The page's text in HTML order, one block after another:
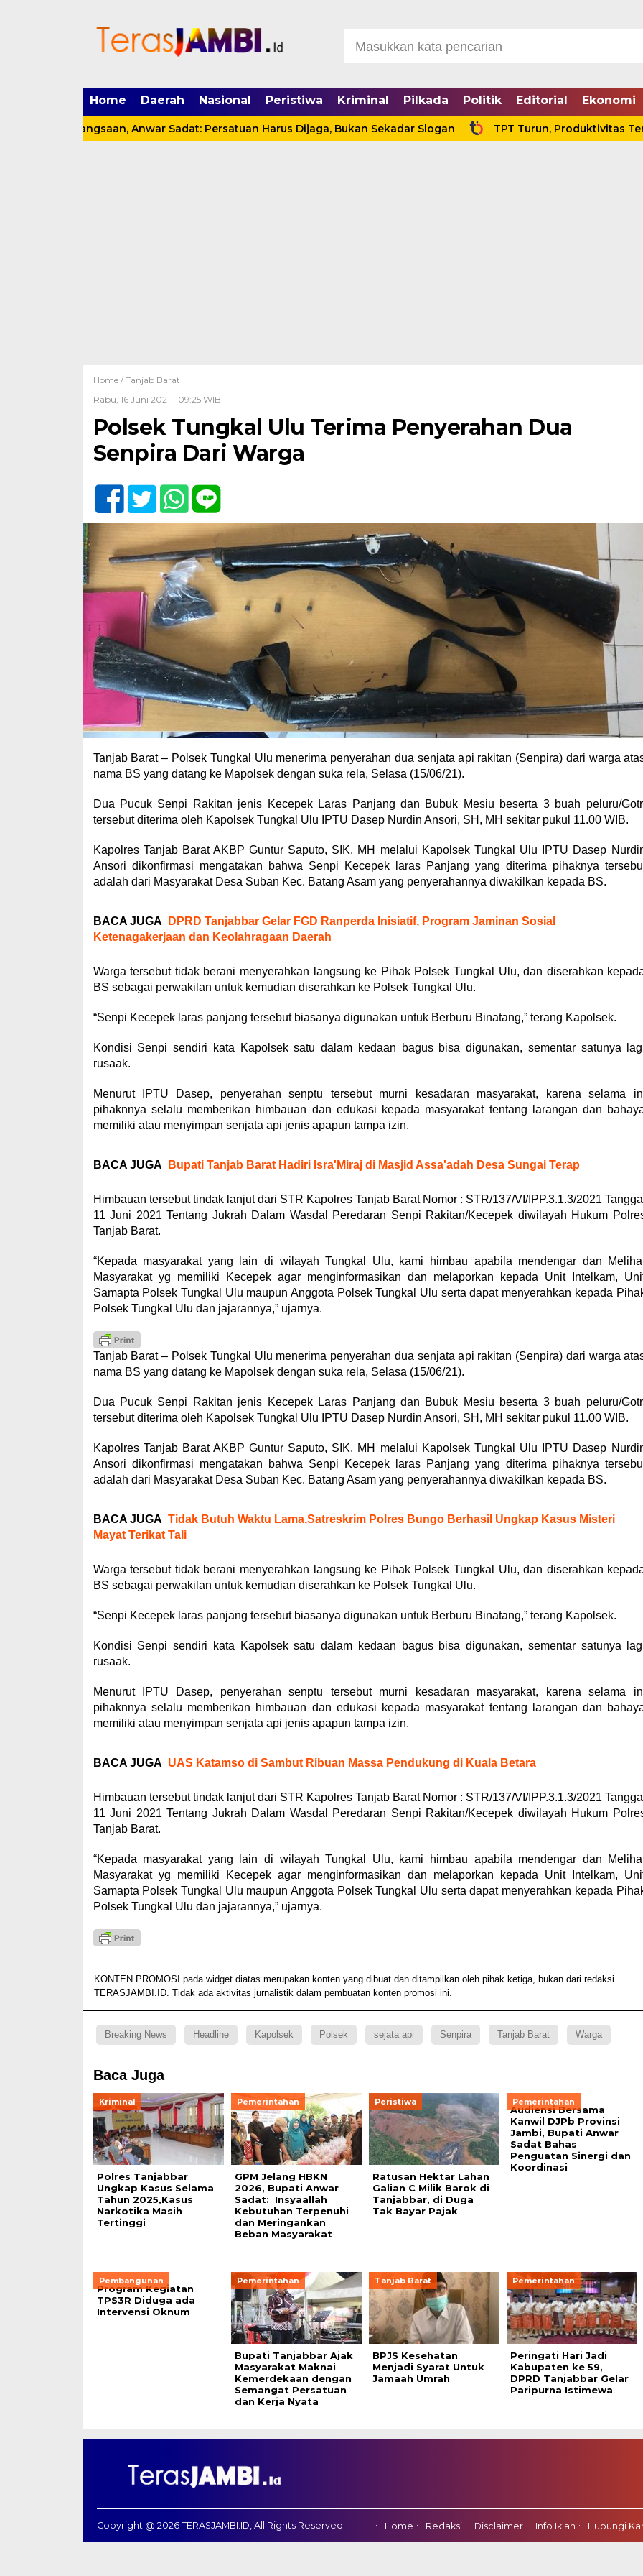
Home Daerah Nasional Peristiwa Kriminal Pilkada Politik Editorial Ekonomi
Kebangsaan, Anwar Sadat: Persatuan Harus Dijaga, Bukan Sekadar Slogan TPT Turun, Produktivitas Tenaga
Home / Tanjab Barat
Rabu, 16 Juni 2021 - 09:25 WIB
Polsek Tungkal Ulu Terima Penyerahan Dua
Senpira Dari Warga
Tanjab Barat – Polsek Tungkal Ulu menerima penyerahan dua senjata api rakitan (Senpira) dari warga
nama BS yang datang ke Mapolsek dengan suka rela, Selasa (15/06/21).
Dua Pucuk Senpi Rakitan jenis Kecepek Laras Panjang dan Bubuk Mesiu beserta 3 buah peluru/
tersebut diterima oleh Kapolsek Tungkal Ulu IPTU Dasep Nurdin Ansori, SH, MH sekitar pukul 11.00 WIB.
Kapolres Tanjab Barat AKBP Guntur Saputo, SIK, MH melalui Kapolsek Tungkal Ulu IPTU Dasep
Ansori dikonfirmasi mengatakan bahwa Senpi Kecepek laras Panjang yang diterima pihaknya
adalah dari Masyarakat Desa Suban Kec. Batang Asam yang penyerahannya diwakilkan kepada BS.
BACA JUGA
DPRD Tanjabbar Gelar FGD Ranperda Inisiatif, Program Jaminan Sosial
Ketenagakerjaan dan Keolahragaan Daerah
Warga tersebut tidak berani menyerahkan langsung ke Pihak Polsek Tungkal Ulu, dan diserahkan
BS sebagai perwakilan untuk kemudian diserahkan ke Polsek Tungkal Ulu.
“Senpi Kecepek laras panjang tersebut biasanya digunakan untuk Berburu Binatang,” terang Kapolsek.
Kondisi Senpi sendiri kata Kapolsek satu dalam kedaan bagus bisa digunakan, sementar satunya
rusaak.
Menurut IPTU Dasep, penyerahan senptu tersebut murni kesadaran masyarakat, karena selama
pihaknnya selalu memberikan himbauan dan edukasi kepada masyarakat tentang larangan dan
memiliki atau menyimpan senjata api jenis apapun tampa izin.
BACA JUGA Bupati Tanjab Barat Hadiri Isra'Miraj di Masjid Assa'adah Desa Sungai Terap
Himbauan tersebut tindak lanjut dari STR Kapolres Tanjab Barat Nomor : STR/137/VI/IPP.3.1.3/2021 Tanggal
11 Juni 2021 Tentang Jukrah Dalam Wasdal Peredaran Senpi Rakitan/Kecepek diwilayah Hukum
Tanjab Barat.
“Kepada masyarakat yang lain di wilayah Tungkal Ulu, kami himbau apabila mendengar dan
Masyarakat yg memiliki Kecepek agar menginformasikan dan melaporkan kepada Unit Intelkam,
Samapta Polsek Tungkal Ulu maupun Anggota Polsek Tungkal Ulu serta dapat menyerahkan kepada
Polsek Tungkal Ulu dan jajarannya,” ujarnya.
Tanjab Barat – Polsek Tungkal Ulu menerima penyerahan dua senjata api rakitan (Senpira) dari warga
nama BS yang datang ke Mapolsek dengan suka rela, Selasa (15/06/21).
Dua Pucuk Senpi Rakitan jenis Kecepek Laras Panjang dan Bubuk Mesiu beserta 3 buah peluru/
tersebut diterima oleh Kapolsek Tungkal Ulu IPTU Dasep Nurdin Ansori, SH, MH sekitar pukul 11.00 WIB.
Kapolres Tanjab Barat AKBP Guntur Saputo, SIK, MH melalui Kapolsek Tungkal Ulu IPTU Dasep
Ansori dikonfirmasi mengatakan bahwa Senpi Kecepek laras Panjang yang diterima pihaknya
adalah dari Masyarakat Desa Suban Kec. Batang Asam yang penyerahannya diwakilkan kepada BS.
BACA JUGA Tidak Butuh Waktu Lama,Satreskrim Polres Bungo Berhasil Ungkap Kasus Misteri
Mayat Terikat Tali
Warga tersebut tidak berani menyerahkan langsung ke Pihak Polsek Tungkal Ulu, dan diserahkan
BS sebagai perwakilan untuk kemudian diserahkan ke Polsek Tungkal Ulu.
“Senpi Kecepek laras panjang tersebut biasanya digunakan untuk Berburu Binatang,” terang Kapolsek.
Kondisi Senpi sendiri kata Kapolsek satu dalam kedaan bagus bisa digunakan, sementar satunya
rusaak.
Menurut IPTU Dasep, penyerahan senptu tersebut murni kesadaran masyarakat, karena selama
pihaknnya selalu memberikan himbauan dan edukasi kepada masyarakat tentang larangan dan
memiliki atau menyimpan senjata api jenis apapun tampa izin.
BACA JUGA UAS Katamso di Sambut Ribuan Massa Pendukung di Kuala Betara
Himbauan tersebut tindak lanjut dari STR Kapolres Tanjab Barat Nomor : STR/137/VI/IPP.3.1.3/2021 Tanggal
11 Juni 2021 Tentang Jukrah Dalam Wasdal Peredaran Senpi Rakitan/Kecepek diwilayah Hukum
Tanjab Barat.
“Kepada masyarakat yang lain di wilayah Tungkal Ulu, kami himbau apabila mendengar dan
Masyarakat yg memiliki Kecepek agar menginformasikan dan melaporkan kepada Unit Intelkam,
Samapta Polsek Tungkal Ulu maupun Anggota Polsek Tungkal Ulu serta dapat menyerahkan kepada
Polsek Tungkal Ulu dan jajarannya,” ujarnya.
KONTEN PROMOSI pada widget diatas merupakan konten yang dibuat dan ditampilkan oleh pihak ketiga, bukan dari redaksi
TERASJAMBI.ID. Tidak ada aktivitas jurnalistik dalam pembuatan konten promosi ini.
Breaking News Headline Kapolsek Polsek sejata api Senpira Tanjab Barat Warga
Baca Juga
Kriminal
Polres Tanjabbar
Ungkap Kasus Selama
Tahun 2025,Kasus
Narkotika Masih
Tertinggi
Pemerintahan
GPM Jelang HBKN
2026, Bupati Anwar
Sadat: Insyaallah
Kebutuhan Terpenuhi
dan Meringankan
Beban Masyarakat
Peristiwa
Ratusan Hektar Lahan
Galian C Milik Barok di
Tanjabbar, di Duga
Tak Bayar Pajak
Pemerintahan
Audiensi Bersama
Kanwil DJPb Provinsi
Jambi, Bupati Anwar
Sadat Bahas
Penguatan Sinergi dan
Koordinasi
Pembangunan
Program Kegiatan
TPS3R Diduga ada
Intervensi Oknum
Pemerintahan
Bupati Tanjabbar Ajak
Masyarakat Maknai
Kemerdekaan dengan
Semangat Persatuan
dan Kerja Nyata
Tanjab Barat
BPJS Kesehatan
Menjadi Syarat Untuk
Jamaah Umrah
Pemerintahan
Peringati Hari Jadi
Kabupaten ke 59,
DPRD Tanjabbar Gelar
Paripurna Istimewa
Copyright @ 2026 TERASJAMBI.ID, All Rights Reserved Home Redaksi Disclaimer Info Iklan Hubungi